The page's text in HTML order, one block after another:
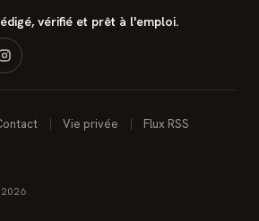
vérifié et prêt à l'emploi.
Vie privée Flux RSS